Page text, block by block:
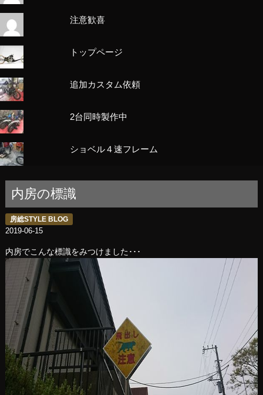
注意歓喜
トップページ
追加カスタム依頼
2台同時製作中
ショベル４速フレーム
内房の標識
房総STYLE BLOG
2019-06-15
内房でこんな標識をみつけました･･･